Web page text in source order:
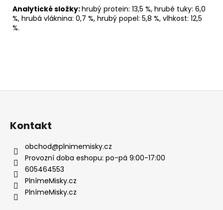
Analytické složky:hrubý protein: 13,5 %, hrubé tuky: 6,0
%, hrubá vláknina: 0,7 %, hrubý popel: 5,8 %, vlhkost: 12,5
%.
Z
Kontakt
obchod@plnimemisky.cz
Provozní doba eshopu: po-pá 9:00-17:00
605464553
PlnímeMisky.cz
PlnímeMisky.cz